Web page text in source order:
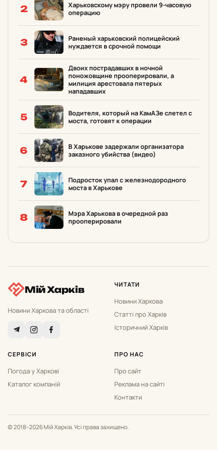
2
Харьковскому мэру провели 9-часовую
операцию
3
Раненый харьковский полицейский
нуждается в срочной помощи
4
Двоих пострадавших в ночной
поножовщине прооперировали, а
милиция арестовала пятерых
нападавших
5
Водителя, который на КамАЗе слетел с
моста, готовят к операции
6
В Харькове задержали организатора
заказного убийства (видео)
7
Подросток упал с железнодородного
моста в Харькове
8
Мэра Харькова в очередной раз
прооперировали
Мій Харків
Новини Харкова та області
ЧИТАТИ
Новини Харкова
Статті про Харків
Історичний Харків
СЕРВІСИ
Погода у Харкові
Каталог компаній
ПРО НАС
Про сайт
Реклама на сайті
Контакти
© 2018–2026 Мій Харків. Усі права захищено.